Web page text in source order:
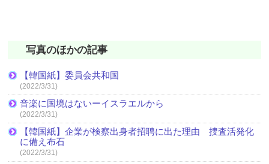
写真のほかの記事
【韓国紙】委員会共和国
(2022/3/31)
音楽に国境はないーイスラエルから
(2022/3/31)
【韓国紙】企業が検察出身者招聘に出た理由 捜査活発化
に備え布石
(2022/3/31)